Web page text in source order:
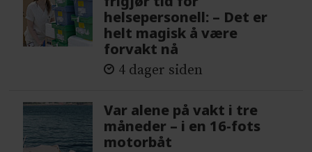
helsepersonell: – Det er
helt magisk å være
forvakt nå
4 dager siden
Var alene på vakt i tre
måneder – i en 16-fots
motorbåt